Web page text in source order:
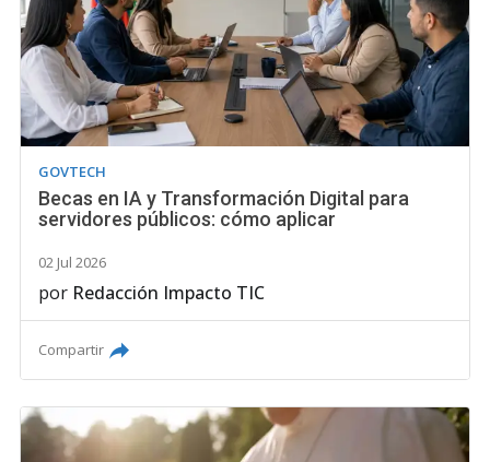
GOVTECH
Becas en IA y Transformación Digital para
servidores públicos: cómo aplicar
02 Jul 2026
por Redacción Impacto TIC
Compartir